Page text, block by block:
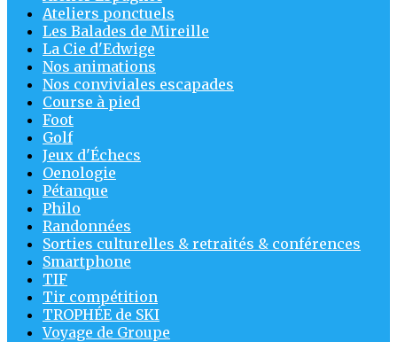
Ateliers ponctuels
Les Balades de Mireille
La Cie d'Edwige
Nos animations
Nos conviviales escapades
Course à pied
Foot
Golf
Jeux d'Échecs
Oenologie
Pétanque
Philo
Randonnées
Sorties culturelles & retraités & conférences
Smartphone
TIF
Tir compétition
TROPHÉE de SKI
Voyage de Groupe